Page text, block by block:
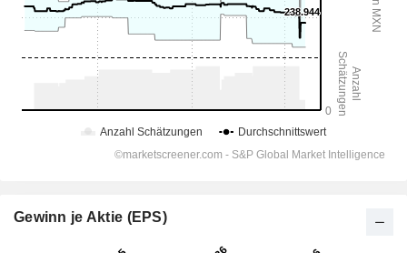
Gewinn je Aktie (EPS)